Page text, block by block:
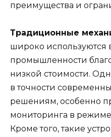
преимущества и
Традиционные
широко используются
промышленности
низкой стоимости.
в точности
решениям, особенно
мониторинга в
Кроме того, такие